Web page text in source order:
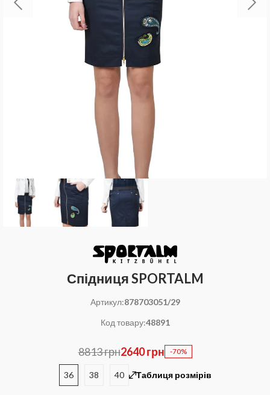
Спідниця SPORTALM
Артикул:878703051/29
Код товару:48891
8813 грн2640 грн -70%
36 38 40 Таблиця розмірів